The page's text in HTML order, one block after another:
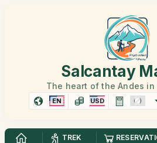
Salcantay
The heart of the Andes
EN USD
TREK